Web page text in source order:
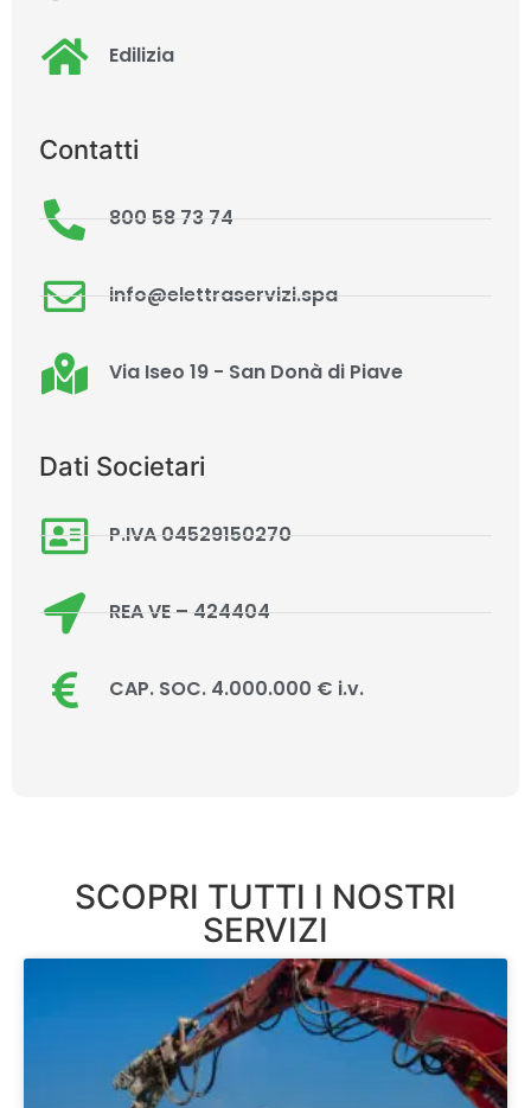
Edilizia
Contatti
800 58 73 74
info@elettraservizi.spa
Via Iseo 19 - San Donà di Piave
Dati Societari
P.IVA 04529150270
REA VE – 424404
CAP. SOC. 4.000.000 € i.v.
SCOPRI TUTTI I NOSTRI
SERVIZI